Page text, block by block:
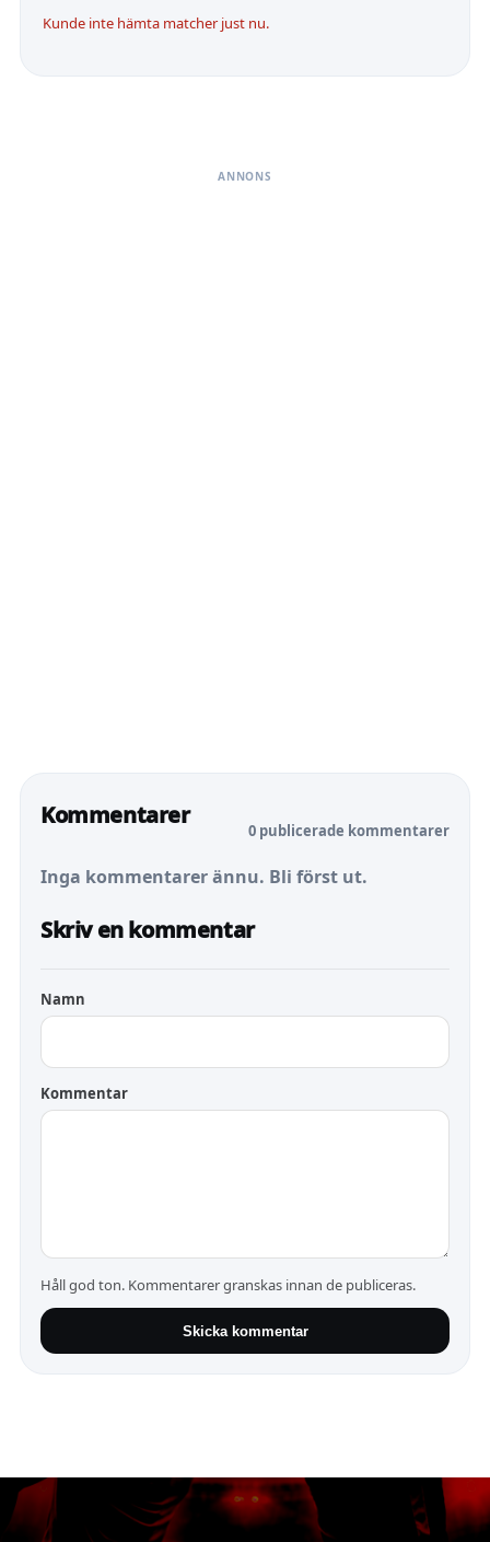
Kunde inte hämta matcher just nu.
ANNONS
Kommentarer
0 publicerade kommentarer
Inga kommentarer ännu. Bli först ut.
Skriv en kommentar
Namn
Kommentar
Håll god ton. Kommentarer granskas innan de publiceras.
Skicka kommentar